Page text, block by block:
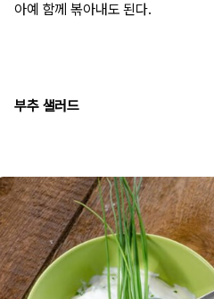
아예 함께 볶아내도 된다.
부추 샐러드